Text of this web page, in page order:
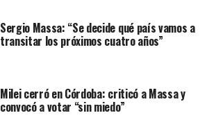
Sergio Massa: “Se decide qué país vamos a
transitar los próximos cuatro años”
Milei cerró en Córdoba: criticó a Massa y
convocó a votar “sin miedo”